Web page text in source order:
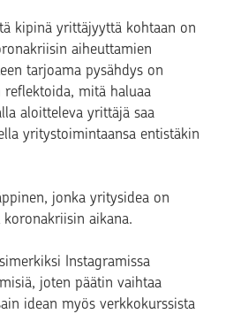
kipinä yrittäjyyttä kohtaan on
aiheuttamien
tarjoama pysähdys on
mitä haluaa
aloitteleva yrittäjä saa
yritystoimintaansa entistäkin
jonka yritysidea on
aikana.
Instagramissa
joten päätin vaihtaa
idean myös verkkokurssista